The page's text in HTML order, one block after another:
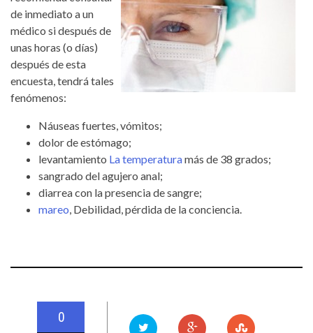
de inmediato a un
médico si después de
unas horas (o días)
después de esta
encuesta, tendrá tales
fenómenos:
Náuseas fuertes, vómitos;
dolor de estómago;
levantamiento La temperaturamás de 38 grados;
sangrado del agujero anal;
diarrea con la presencia de sangre;
mareo , Debilidad, pérdida de la conciencia.
0